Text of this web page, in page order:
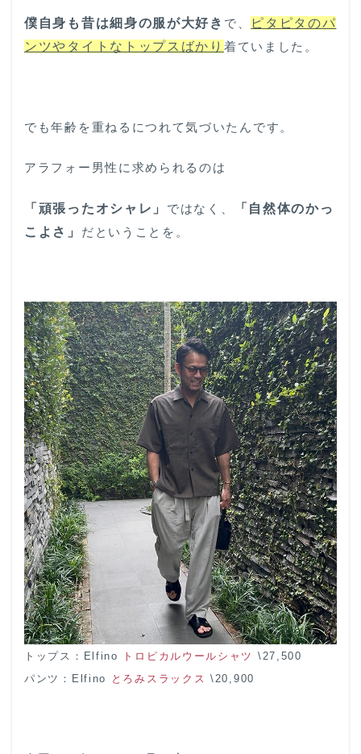
僕自身も昔は細身の服が大好き で、
ピタピタのパ
ンツやタイトなトップスばかり 着ていました。
でも年齢を重ねるにつれて気づいたんです。
アラフォー男性に求められるのは
「頑張ったオシャレ」 ではなく、
「自然体のかっ
こよさ」 だということを。
トップス：Elfino トロピカルウールシャツ \27,500
パンツ：Elfino
とろみスラックス \20,900